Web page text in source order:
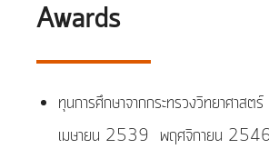
Awards
ทุนการศึกษาจากกระทรวงวิทยาศาสตร์
เมษายน 2539  พฤศจิกายน 2546